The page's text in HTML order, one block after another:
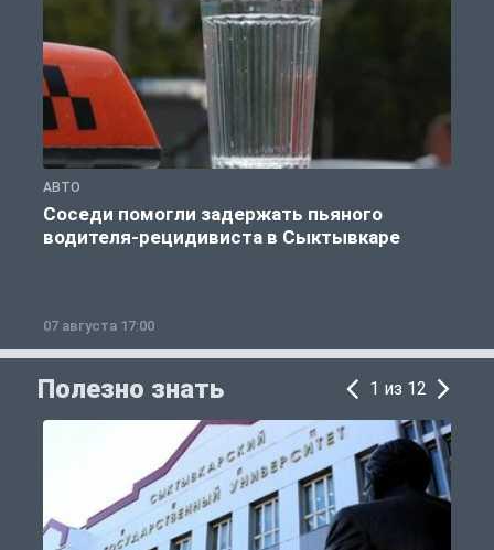
АВТО
Соседи помогли задержать пьяного
водителя-рецидивиста в Сыктывкаре
07 августа 17:00
Полезно знать 1 из 12